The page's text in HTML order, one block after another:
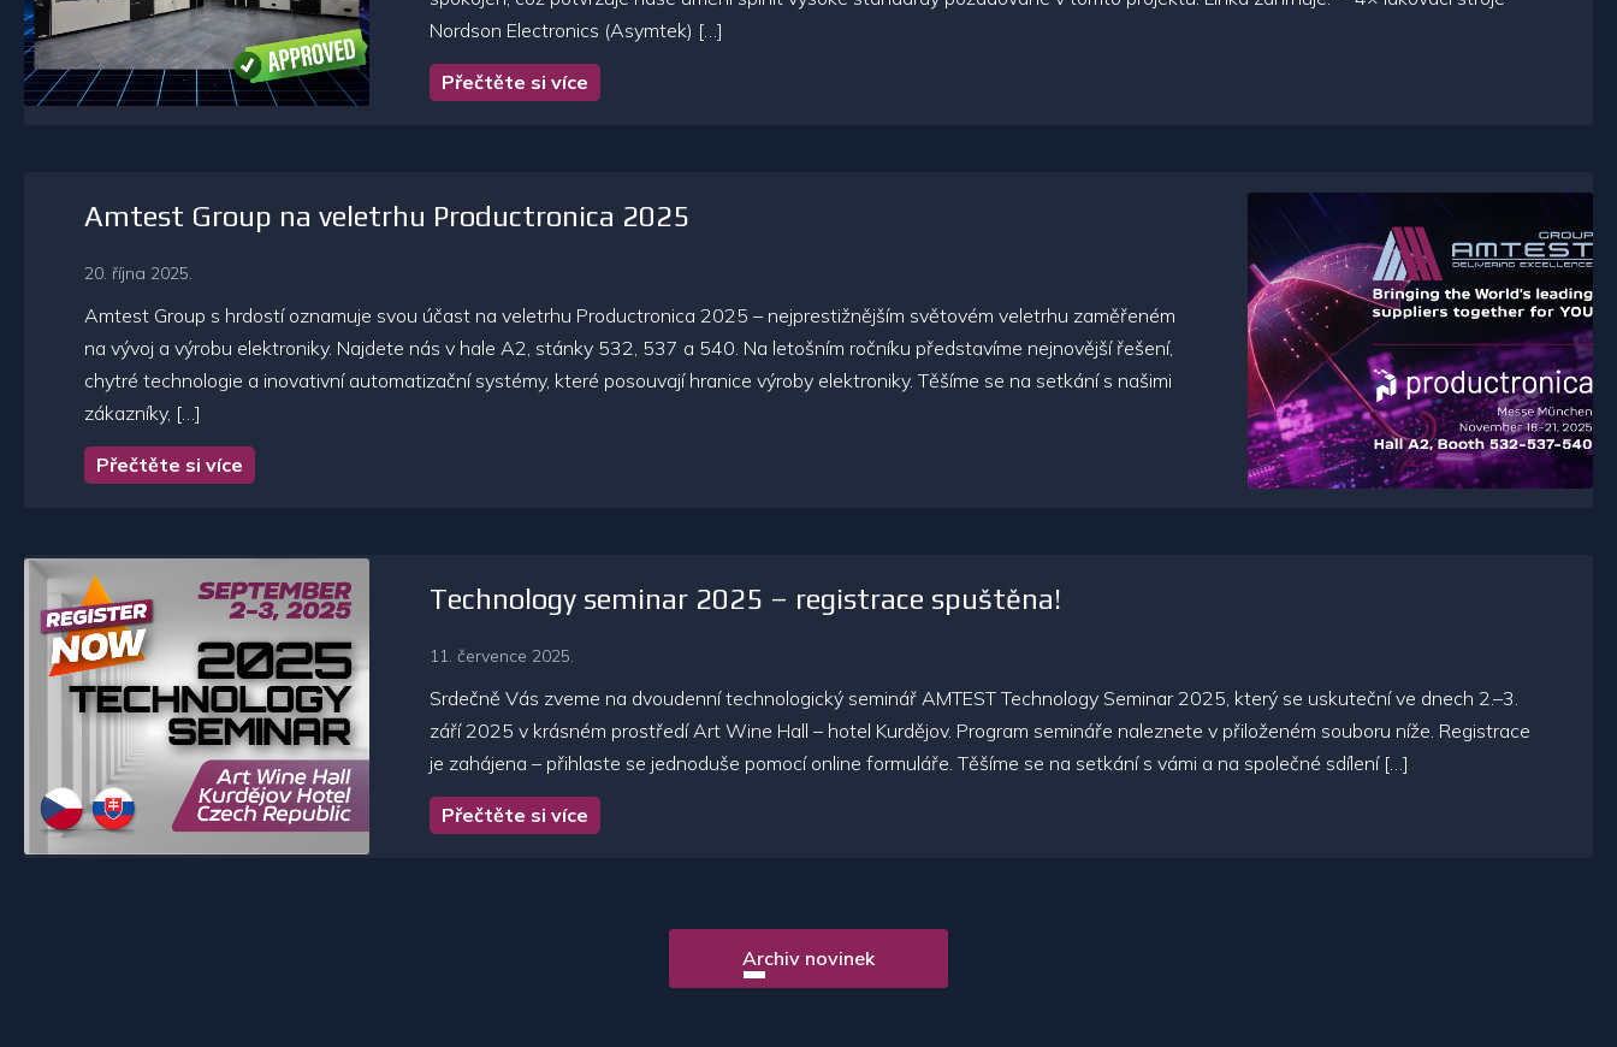
Nordson Electronics (Asymtek) […]
Přečtěte si více
Amtest Group na veletrhu Productronica 2025
20. října 2025.
Amtest Group s hrdostí oznamuje svou účast na veletrhu Productronica 2025 – nejprestižnějším světovém veletrhu zaměřeném
na vývoj a výrobu elektroniky. Najdete nás v hale A2, stánky 532, 537 a 540. Na letošním ročníku představíme nejnovější řešení,
chytré technologie a inovativní automatizační systémy, které posouvají hranice výroby elektroniky. Těšíme se na setkání s našimi
zákazníky, […]
Přečtěte si více
Technology seminar 2025 – registrace spuštěna!
11. července 2025.
Srdečně Vás zveme na dvoudenní technologický seminář AMTEST Technology Seminar 2025, který se uskuteční ve dnech 2.–3.
září 2025 v krásném prostředí Art Wine Hall – hotel Kurdějov. Program semináře naleznete v přiloženém souboru níže. Registrace
je zahájena – přihlaste se jednoduše pomocí online formuláře. Těšíme se na setkání s vámi a na společné sdílení […]
Přečtěte si více
Archiv novinek